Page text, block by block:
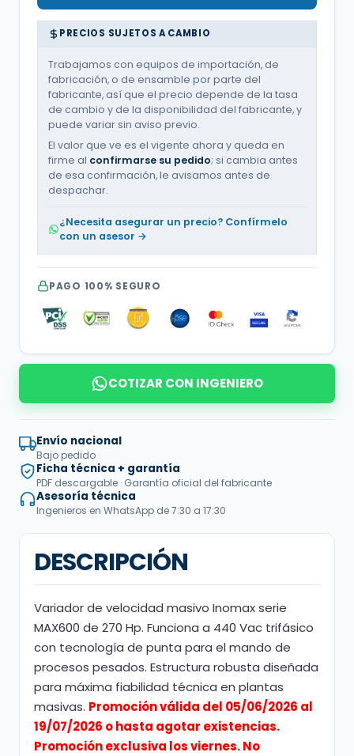
PRECIOS SUJETOS A CAMBIO
Trabajamos con equipos de importación, de
fabricación, o de ensamble por parte del
fabricante, así que el precio depende de la tasa
de cambio y de la disponibilidad del fabricante, y
puede variar sin aviso previo.
El valor que ve es el vigente ahora y queda en
firme al confirmarse su pedido; si cambia antes
de esa confirmación, le avisamos antes de
despachar.
¿Necesita asegurar un precio? Confírmelo
con un asesor →
PAGO 100% SEGURO
COTIZAR CON INGENIERO
Envío nacional
Bajo pedido
Ficha técnica + garantía
PDF descargable · Garantía oficial del fabricante
Asesoría técnica
Ingenieros en WhatsApp de 7:30 a 17:30
DESCRIPCIÓN
Variador de velocidad masivo Inomax serie
MAX600 de 270 Hp. Funciona a 440 Vac trifásico
con tecnología de punta para el mando de
procesos pesados. Estructura robusta diseñada
para máxima fiabilidad técnica en plantas
masivas. Promoción válida del 05/06/2026 al
19/07/2026 o hasta agotar existencias.
Promoción exclusiva los viernes. No